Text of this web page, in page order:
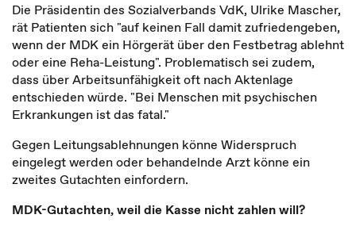
Die Präsidentin des Sozialverbands VdK, Ulrike Mascher,
rät Patienten sich "auf keinen Fall damit zufriedengeben,
wenn der MDK ein Hörgerät über den Festbetrag ablehnt
oder eine Reha-Leistung". Problematisch sei zudem,
dass über Arbeitsunfähigkeit oft nach Aktenlage
entschieden würde. "Bei Menschen mit psychischen
Erkrankungen ist das fatal."
Gegen Leitungsablehnungen könne Widerspruch
eingelegt werden oder behandelnde Arzt könne ein
zweites Gutachten einfordern.
MDK-Gutachten, weil die Kasse nicht zahlen will?